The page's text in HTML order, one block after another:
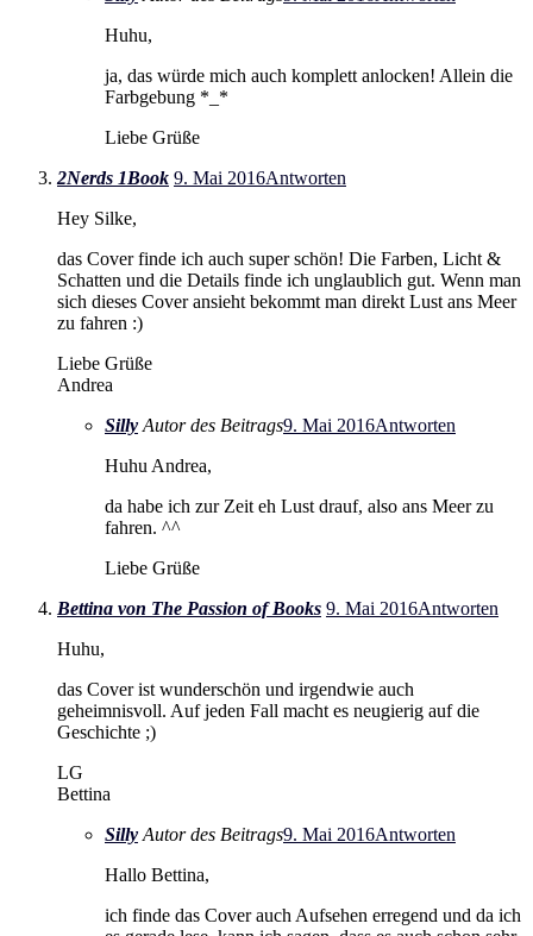
Huhu,
ja, das würde mich auch komplett anlocken! Allein die
Farbgebung *_*
Liebe Grüße
2Nerds 1Book 9. Mai 2016Antworten
Hey Silke,
das Cover finde ich auch super schön! Die Farben, Licht &
Schatten und die Details finde ich unglaublich gut. Wenn man
sich dieses Cover ansieht bekommt man direkt Lust ans Meer
zu fahren :)
Liebe Grüße
Andrea
Silly Autor des Beitrags9. Mai 2016Antworten
Huhu Andrea,
da habe ich zur Zeit eh Lust drauf, also ans Meer zu
fahren. ^^
Liebe Grüße
Bettina von The Passion of Books 9. Mai 2016Antworten
Huhu,
das Cover ist wunderschön und irgendwie auch
geheimnisvoll. Auf jeden Fall macht es neugierig auf die
Geschichte ;)
LG
Bettina
Silly Autor des Beitrags9. Mai 2016Antworten
Hallo Bettina,
ich finde das Cover auch Aufsehen erregend und da ich